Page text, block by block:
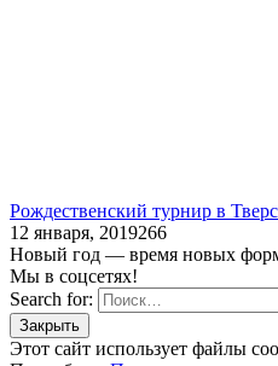
Рождественский турнир в
12 января, 2019266
Новый год — время новых
Мы в соцсетях!
Search for:
Этот сайт использует файлы